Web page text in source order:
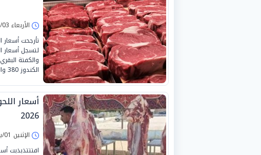
الأربعاء 03/يونيو/2026 - 08:30 ص
الكندوز 380 والبوفتيك البقري 380 جنيها، وبمنافذ وزارة الزراعة.
2026
الإثنين 01/يونيو/2026 - 08:30 ص